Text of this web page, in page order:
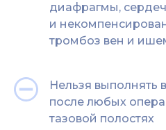
диафрагмы,
и
тромбоз вен и
Нельзя выполнять
после любых
тазовой полостях